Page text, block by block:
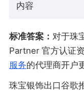
内容
标准答案： 对于珠
Partner 官方认证
服务的代理商开户
珠宝银饰出口谷歌